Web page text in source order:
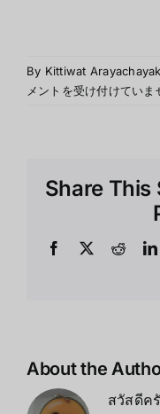
By Kittiwat
メントを受け付けていま
Share This
Facebook
X Reddit
About the
สวัสดีค